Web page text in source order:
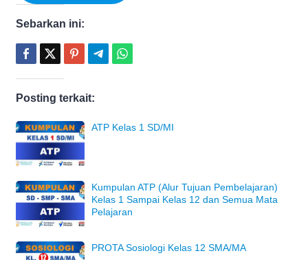
Sebarkan ini:
Posting terkait:
ATP Kelas 1 SD/MI
Kumpulan ATP (Alur Tujuan Pembelajaran)
Kelas 1 Sampai Kelas 12 dan Semua Mata
Pelajaran
PROTA Sosiologi Kelas 12 SMA/MA